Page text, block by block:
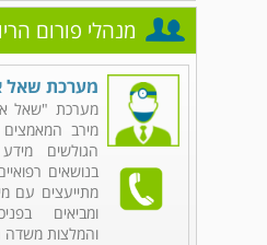
מנהלי פורום
מערכת שאל
מערכת "שאל
מירב
הגולשים
בנושאים
מתייעצים עם
ומביאים
והמלצות משדה